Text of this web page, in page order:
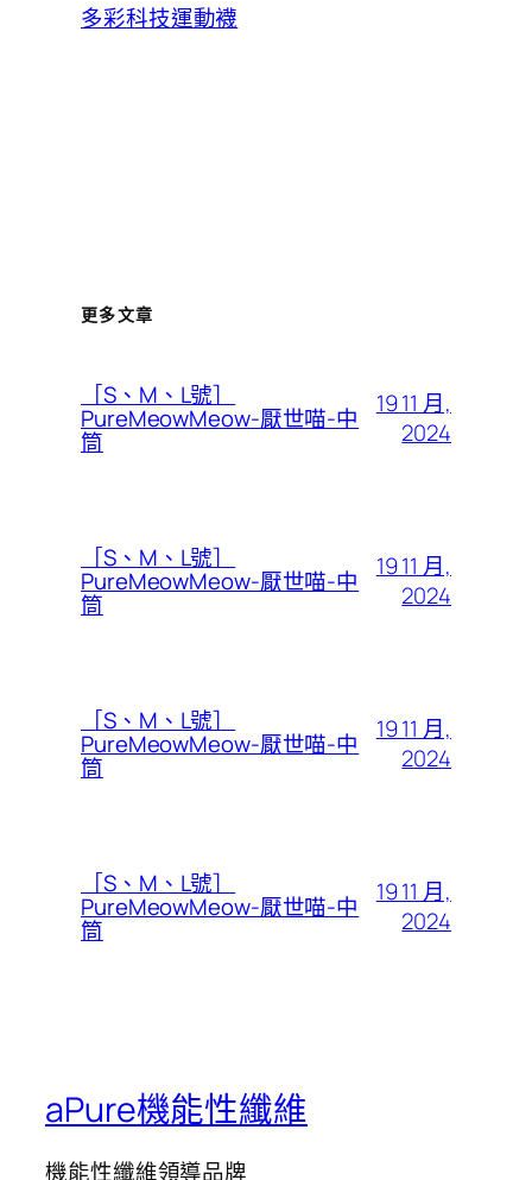
多彩科技運動襪
更多文章
［S、M、L號］
PureMeowMeow-厭世喵-中
筒
19 11 月,
2024
［S、M、L號］
PureMeowMeow-厭世喵-中
筒
19 11 月,
2024
［S、M、L號］
PureMeowMeow-厭世喵-中
筒
19 11 月,
2024
［S、M、L號］
PureMeowMeow-厭世喵-中
筒
19 11 月,
2024
aPure機能性纖維
機能性纖維領導品牌